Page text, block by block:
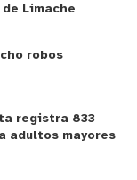
Limache
robos
registra 833
adultos mayores